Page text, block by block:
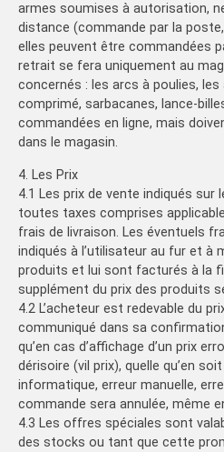
armes soumises à autorisation,
distance (commande par la
elles peuvent être commandées
retrait se fera uniquement au
concernés : les arcs à poulies,
comprimé, sarbacanes, lance-
commandées en ligne, mais
dans le magasin.
4. Les Prix
4.1 Les prix de vente indiqués
toutes taxes comprises
frais de livraison. Les éventuels
indiqués à l’utilisateur au fur et à
produits et lui sont facturés à la
supplément du prix des produits
4.2 L’acheteur est redevable du
communiqué dans sa
qu’en cas d’affichage d’un prix
dérisoire (vil prix), quelle qu’en
informatique, erreur manuelle,
commande sera annulée, même
4.3 Les offres spéciales sont
des stocks ou tant que cette